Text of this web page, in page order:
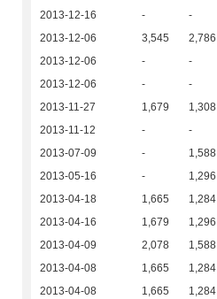
2013-12-16
- -
2013-12-06
3,545 2,786
2013-12-06
- -
2013-12-06
- -
2013-11-27
1,679 1,308
2013-11-12
- -
2013-07-09
- 1,588
2013-05-16
- 1,296
2013-04-18
1,665 1,284
2013-04-16
1,679 1,296
2013-04-09
2,078 1,588
2013-04-08
1,665 1,284
2013-04-08
1,665 1,284